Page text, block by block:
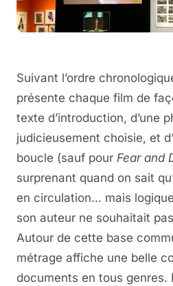
Suivant l’ordre
présente chaque film de
texte d’introduction, d’une
judicieusement choisie, et
boucle (sauf pour Fear and
surprenant quand on sait
en circulation… mais
son auteur ne souhaitait
Autour de cette base
métrage affiche une belle
documents en tous genres.